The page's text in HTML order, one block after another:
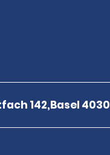
142,Basel 4030